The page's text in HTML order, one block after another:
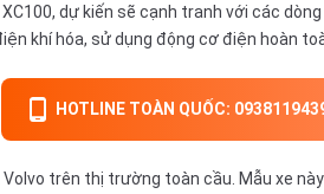
dự kiến sẽ cạnh tranh với các dòng
khí hóa, sử dụng động cơ điện hoàn
HOTLINE TOÀN QUỐC:
Volvo trên thị trường toàn cầu. Mẫu xe